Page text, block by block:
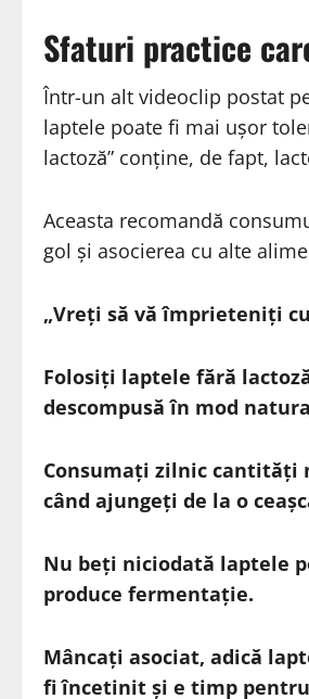
Sfaturi practice
Într-un alt videoclip postat
laptele poate fi mai ușor
lactoză” conține, de fapt,
Aceasta recomandă
gol și asocierea cu alte
„Vreți să vă împrieteniți
Folosiți laptele fără
descompusă în mod
Consumați zilnic cantități
când ajungeți de la o
Nu beți niciodată laptele
produce fermentație.
Mâncați asociat, adică
fi încetinit și e timp